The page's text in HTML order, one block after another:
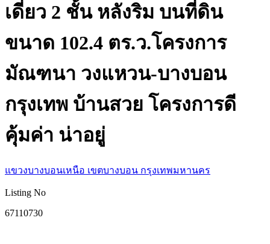
เดี่ยว 2 ชั้น หลังริม บนที่ดิน
ขนาด 102.4 ตร.ว.โครงการ
มัณฑนา วงแหวน-บางบอน
กรุงเทพ บ้านสวย โครงการดี
คุ้มค่า น่าอยู่
แขวงบางบอนเหนือ เขตบางบอน กรุงเทพมหานคร
Listing No
67110730